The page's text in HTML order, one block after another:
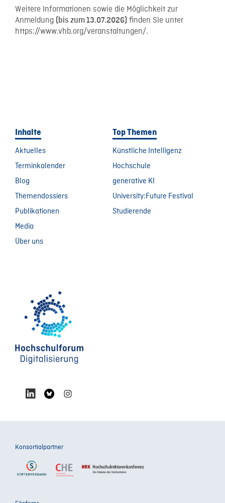
Weitere Informationen sowie die Möglichkeit zur
Anmeldung (bis zum 13.07.2026) finden Sie unter
https://www.vhb.org/veranstaltungen/.
Inhalte
Aktuelles
Terminkalender
Blog
Themendossiers
Publikationen
Media
Über uns
Top Themen
Künstliche Intelligenz
Hochschule
generative KI
University:Future Festival
Studierende
Konsortialpartner